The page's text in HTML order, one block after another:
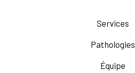
Services
Pathologies
Équipe